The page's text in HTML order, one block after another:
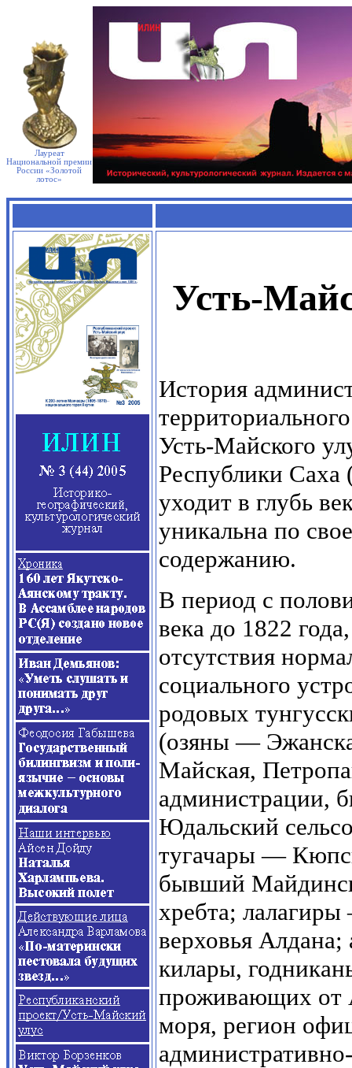
Лауреат
Национальной премии
России «Золотой
лотос»
Усть-
История
Усть-Майского
Республики Саха
уходит в глубь
уникальна по
содержанию.
В период с
века до 1822
отсутствия
социального
родовых
(озяны —
Майская,
администрации,
Юдальский
тугачары —
бывший
хребта;
верховья
килары,
проживающих от
моря, регион